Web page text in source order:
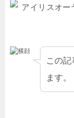
この
ます。